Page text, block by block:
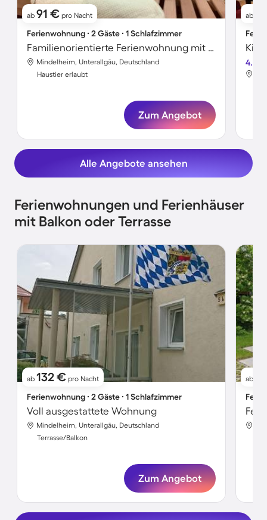
ab 91 € pro Nacht
Ferienwohnung ∙ 2 Gäste ∙ 1 Schlafzimmer
Familienorientierte Ferienwohnung mit Garten, Grill und Sauna | Hunde erlaubt
Mindelheim, Unterallgäu, Deutschland
Haustier erlaubt
Zum Angebot
ab
4.7
Alle Angebote ansehen
Ferienwohnungen und Ferienhäuser
mit Balkon oder Terrasse
ab 132 € pro Nacht
Ferienwohnung ∙ 2 Gäste ∙ 1 Schlafzimmer
Voll ausgestattete Wohnung
Mindelheim, Unterallgäu, Deutschland
Terrasse/Balkon
Zum Angebot
ab